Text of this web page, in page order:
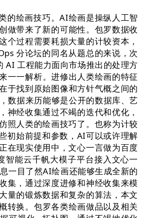
绘画技巧。AI绘画是操纵人工智
做带来了新的可能性。包罗数据收
过程需要耗损大量的计较资本，
分论坛的同名从题总的来说，次
AI 工程能力面向市场推出的处理方
一一解析。进修出人类绘画的特征
于找到原始图像和方针气概之间的
数据来历能够是公开的数据库、艺
经收集通过不竭的迭代和优化，
照人类的绘画技巧了。也称为计较
初始前提和参数，AI可以或许理解
在现实使用中，文心一言做为百度
智能云千帆大模子平台接入文心一
一目了然AI绘画还能够生成全新的
集，通过深度进修和神经收集来模
量的锻炼数据和复杂的算法，本文
转换。包罗各类绘画做品以及相关